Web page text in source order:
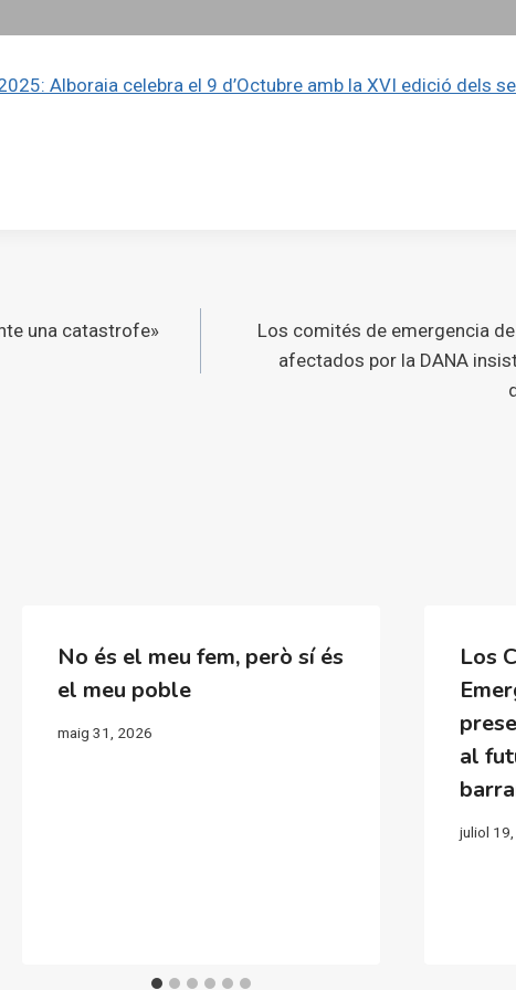
Alboraia celebra el 9 d’Octubre amb la XVI edició dels
una catastrofe»
Los comités de emergencia
afectados por la DANA
No és el meu fem, però sí és
el meu poble
maig 31, 2026
Los
al
juliol